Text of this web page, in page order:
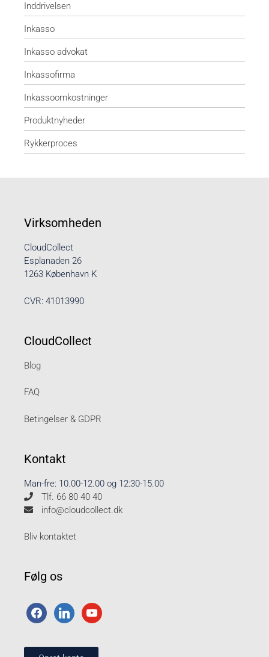
Inddrivelsen
Inkasso
Inkasso advokat
Inkassofirma
Inkassoomkostninger
Produktnyheder
Rykkerproces
Virksomheden
CloudCollect
Esplanaden 26
1263 København K
CVR: 41013990
CloudCollect
Blog
FAQ
Betingelser & GDPR
Kontakt
Man-fre: 10.00-12.00 og 12:30-15.00
Tlf. 66 80 40 40
info@cloudcollect.dk
Bliv kontaktet
Følg os